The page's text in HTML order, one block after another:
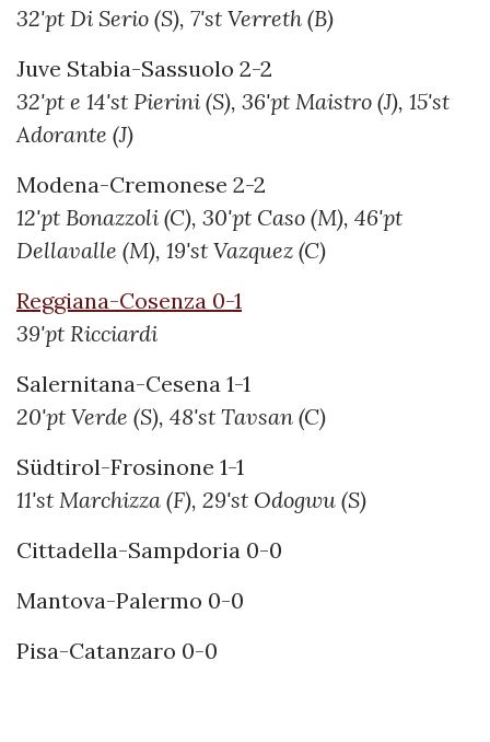
32'pt Di Serio (S), 7'st Verreth (B)
Juve Stabia-Sassuolo 2-2
32'pt e 14'st Pierini (S), 36'pt Maistro (J), 15'st
Adorante (J)
Modena-Cremonese 2-2
12'pt Bonazzoli (C), 30'pt Caso (M), 46'pt
Dellavalle (M), 19'st Vazquez (C)
Reggiana-Cosenza 0-1
39'pt Ricciardi
Salernitana-Cesena 1-1
20'pt Verde (S), 48'st Tavsan (C)
Südtirol-Frosinone 1-1
11'st Marchizza (F), 29'st Odogwu (S)
Cittadella-Sampdoria 0-0
Mantova-Palermo 0-0
Pisa-Catanzaro 0-0